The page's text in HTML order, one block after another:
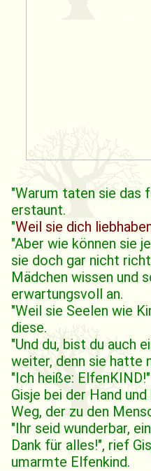
"Warum taten sie das
erstaunt.
"Weil sie dich
"Aber wie können sie
sie doch gar nicht
Mädchen wissen und
erwartungsvoll an.
"Weil sie Seelen wie
diese.
"Und du, bist du auch
weiter, denn sie hatte
"Ich heiße:
Gisje bei der Hand
Weg, der zu den
"Ihr seid wunderbar,
Dank für alles!", rief
umarmte Elfenkind.